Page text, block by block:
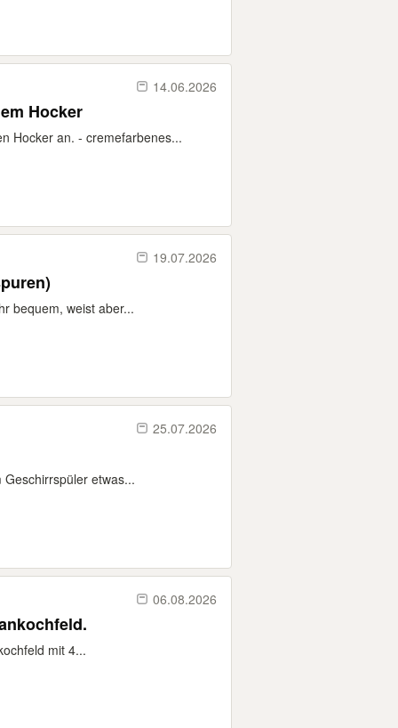
14.06.2026
Hocker
Hocker an. - cremefarbenes...
19.07.2026
bequem, weist aber...
25.07.2026
etwas...
06.08.2026
mit 4...